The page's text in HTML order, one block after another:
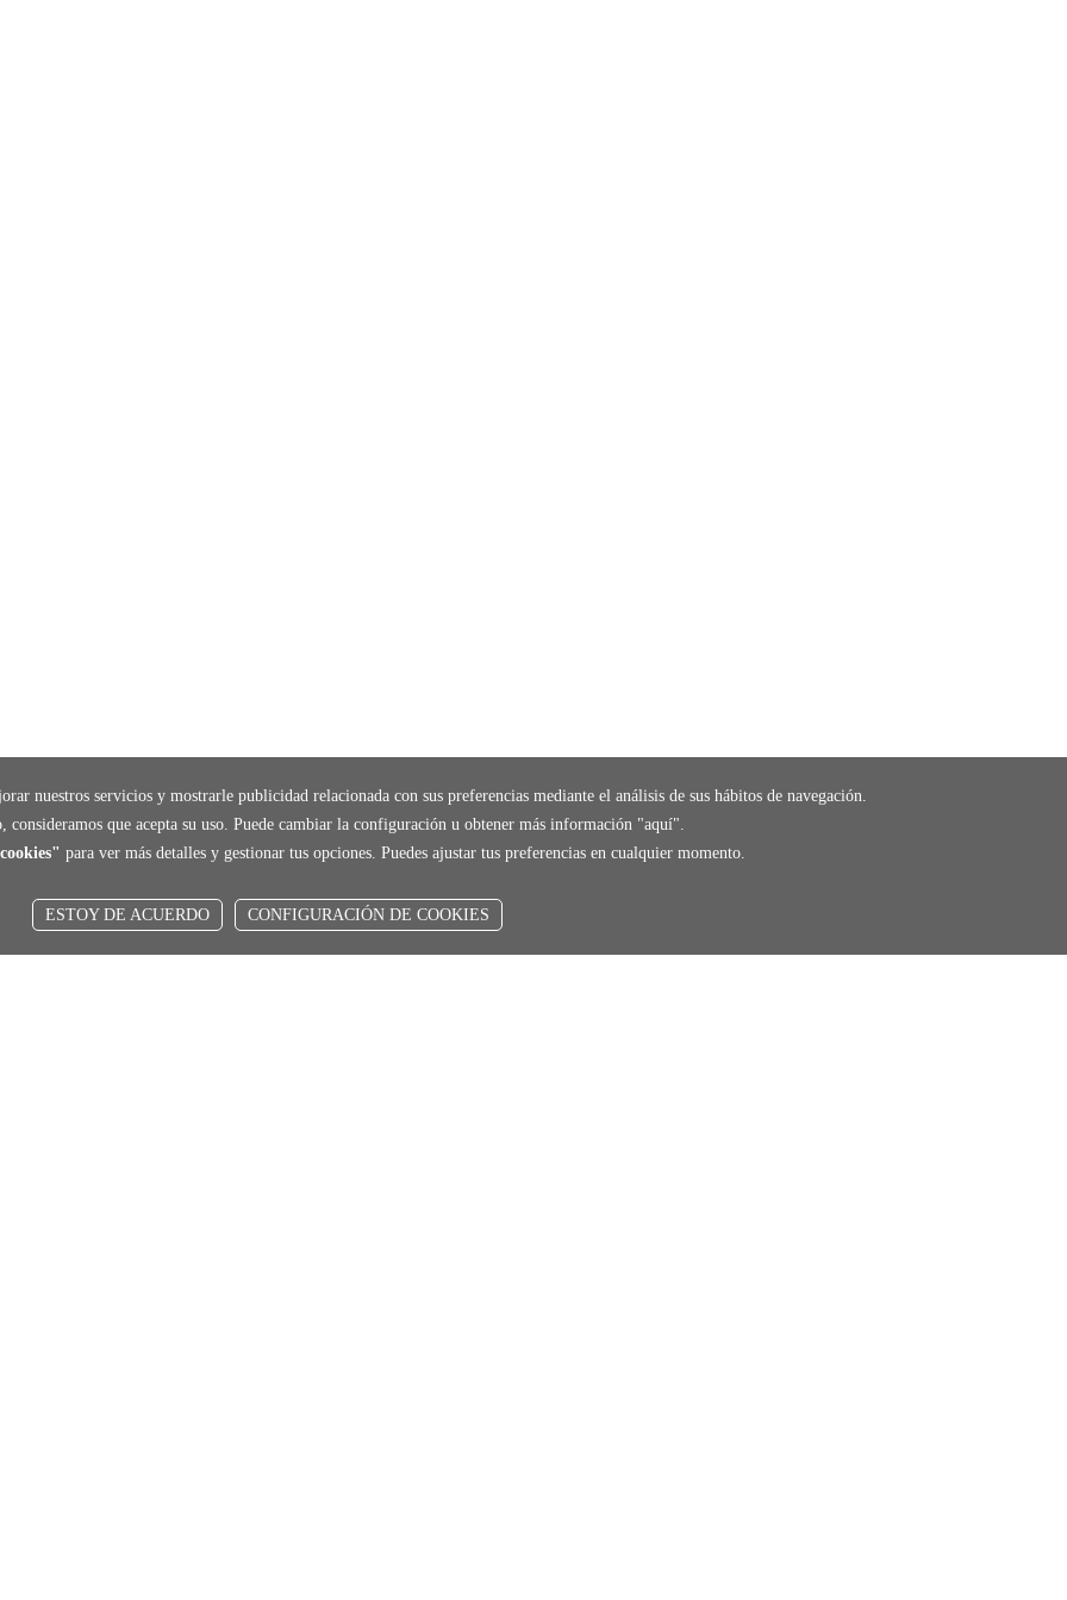
nuestros servicios y mostrarle publicidad relacionada con sus preferencias mediante el análisis de sus hábitos de navegación.
consideramos que acepta su uso. Puede cambiar la configuración u obtener más información "aquí".
para ver más detalles y gestionar tus opciones. Puedes ajustar tus preferencias en cualquier momento.
ESTOY DE ACUERDO CONFIGURACIÓN DE COOKIES